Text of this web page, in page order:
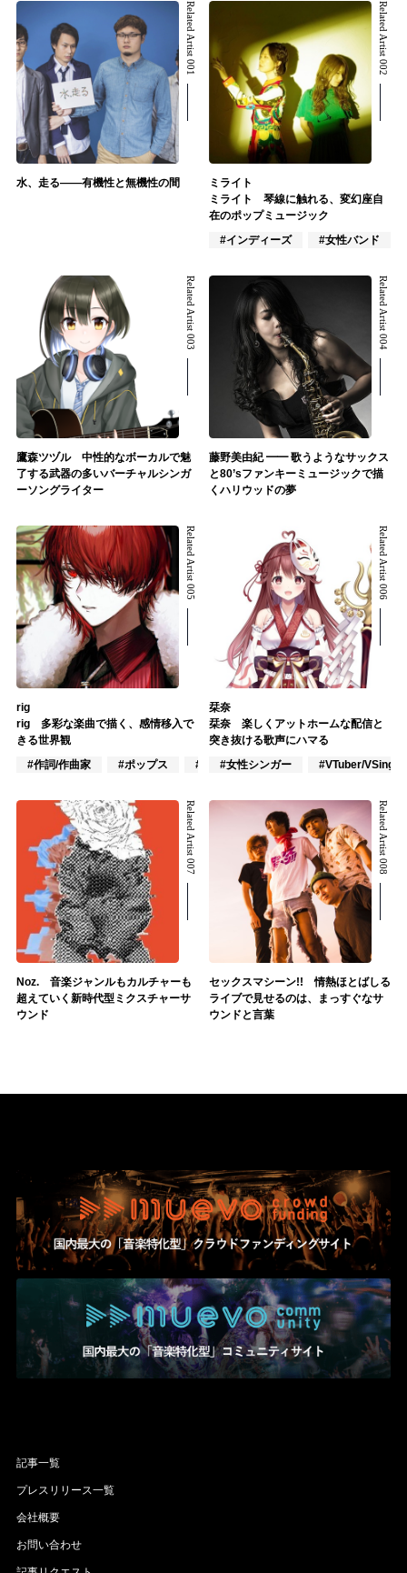
Related Artist 001
水、走る――有機性と無機性の間
Related Artist 002
ミライト
ミライト 琴線に触れる、変幻座自
在のポップミュージック
#インディーズ
#女性バンド
Related Artist 003
鷹森ツヅル 中性的なボーカルで魅
了する武器の多いバーチャルシンガ
ーソングライター
Related Artist 004
藤野美由紀 ━━ 歌うようなサックス
と80’sファンキーミュージックで描
くハリウッドの夢
Related Artist 005
rig
rig 多彩な楽曲で描く、感情移入で
きる世界観
#作詞/作曲家
#ポップス #ロック
Related Artist 006
栞奈
栞奈 楽しくアットホームな配信と
突き抜ける歌声にハマる
#女性シンガー
#VTuber/VSinger
Related Artist 007
Noz. 音楽ジャンルもカルチャーも
超えていく新時代型ミクスチャーサ
ウンド
Related Artist 008
セックスマシーン!! 情熱ほとばしる
ライブで見せるのは、まっすぐなサ
ウンドと言葉
記事一覧
プレスリリース一覧
会社概要
お問い合わせ